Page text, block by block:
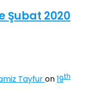
Şubat 2020
Tayfuron19th